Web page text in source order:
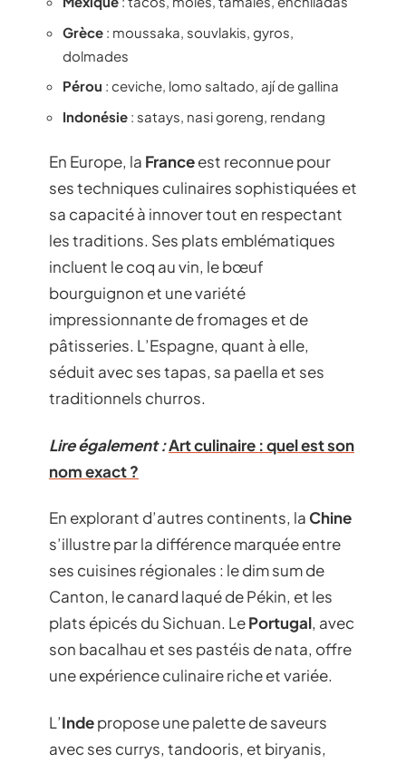
Grèce : moussaka, souvlakis, gyros,
dolmades
Pérou : ceviche, lomo saltado, ají de gallina
Indonésie : satays, nasi goreng, rendang
En Europe, la Franceest reconnue pour
ses techniques culinaires sophistiquées et
sa capacité à innover tout en respectant
les traditions. Ses plats emblématiques
incluent le coq au vin, le bœuf
bourguignon et une variété
impressionnante de fromages et de
pâtisseries. L’Espagne, quant à elle,
séduit avec ses tapas, sa paella et ses
traditionnels churros.
Lire également :Art culinaire : quel est son
nom exact ?
En explorant d’autres continents, laChine
s’illustre par la différence marquée entre
ses cuisines régionales : le dim sum de
Canton, le canard laqué de Pékin, et les
plats épicés du Sichuan. LePortugal, avec
son bacalhau et ses pastéis de nata, offre
une expérience culinaire riche et variée.
L’Indepropose une palette de saveurs
avec ses currys, tandooris, et biryanis,